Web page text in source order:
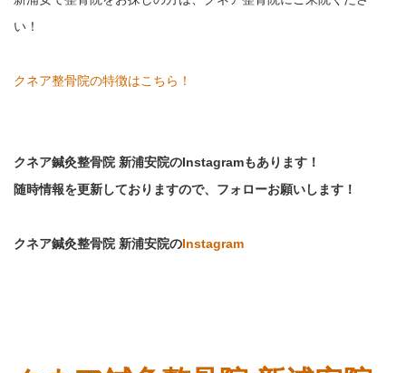
い！
クネア整骨院の特徴はこちら！
クネア鍼灸整骨院 新浦安院のInstagramもあります！
随時情報を更新しておりますので、フォローお願いします！
クネア鍼灸整骨院 新浦安院のInstagram